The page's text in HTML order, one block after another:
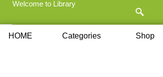
Welcome to Library
HOME Categories Shop